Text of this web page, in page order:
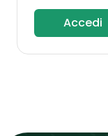
Accedi